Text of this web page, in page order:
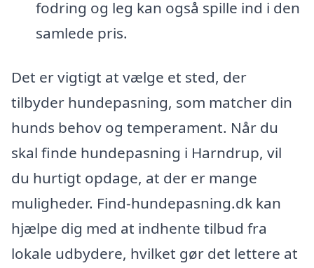
fodring og leg kan også spille ind i den
samlede pris.
Det er vigtigt at vælge et sted, der
tilbyder hundepasning, som matcher din
hunds behov og temperament. Når du
skal finde hundepasning i Harndrup, vil
du hurtigt opdage, at der er mange
muligheder. Find-hundepasning.dk kan
hjælpe dig med at indhente tilbud fra
lokale udbydere, hvilket gør det lettere at